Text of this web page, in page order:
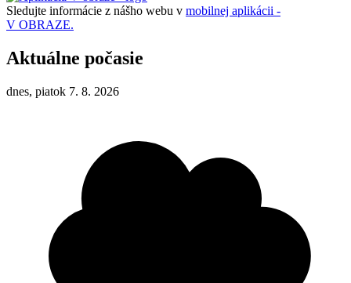
Sledujte informácie z nášho webu v mobilnej aplikácii -
V OBRAZE.
Aktuálne počasie
dnes, piatok 7. 8. 2026